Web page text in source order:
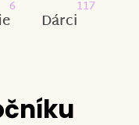
6
Dárci
117